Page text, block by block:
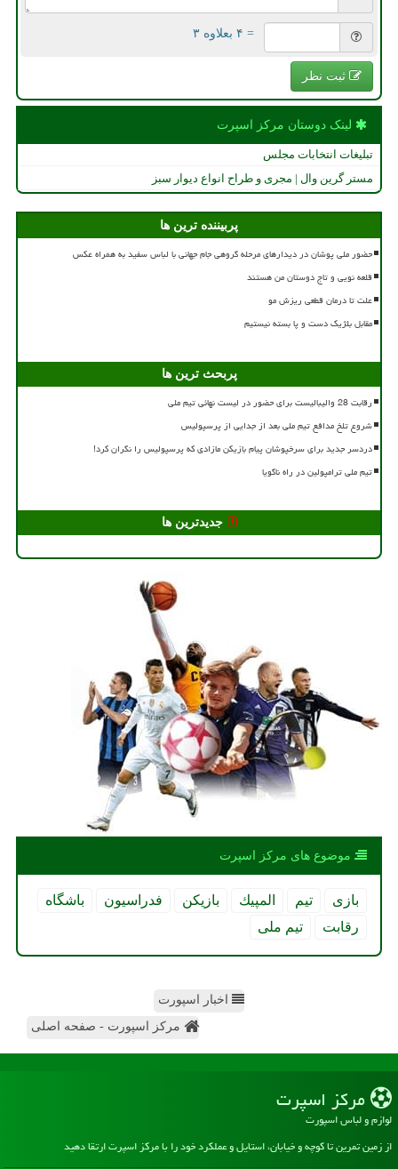
= ۴ بعلاوه ۳
ثبت نظر
لینک دوستان مركز اسپرت
تبلیغات انتخابات مجلس
مستر گرین وال | مجری و طراح انواع دیوار سبز
پربیننده ترین ها
حضور ملی پوشان در دیدارهای مرحله گروهی جام جهانی با لباس سفید به همراه عکس
قلعه نویی و تاج دوستان من هستند
علت تا درمان قطعی ریزش مو
مقابل بلژیک دست و پا بسته نیستیم
پربحث ترین ها
رقابت 28 والیبالیست برای حضور در لیست نهائی تیم ملی
شروع تلخ مدافع تیم ملی بعد از جدایی از پرسپولیس
دردسر جدید برای سرخپوشان پیام بازیکن مازادی که پرسپولیس را نگران کرد!
تیم ملی ترامپولین در راه ناگویا
جدیدترین ها
موضوع های مركز اسپرت
بازی تیم المپیك بازیكن فدراسیون
باشگاه
رقابت
تیم ملی
اخبار اسپورت
مرکز اسپورت - صفحه اصلی
مركز اسپرت
لوازم و لباس اسپورت
از زمین تمرین تا کوچه و خیابان، استایل و عملکرد خود را با مرکز اسپرت ارتقا دهید